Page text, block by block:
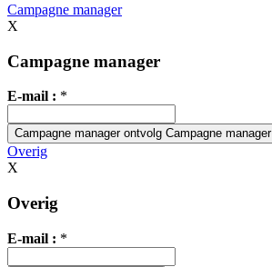
Campagne manager
X
Campagne manager
E-mail : *
Campagne manager ontvolg Campagne manager
Overig
X
Overig
E-mail : *